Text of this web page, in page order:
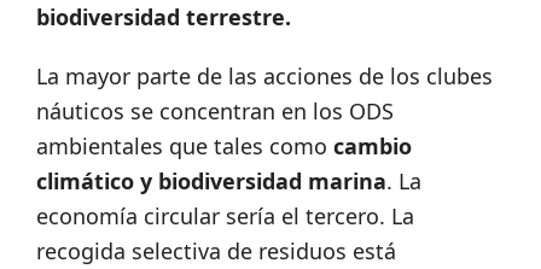
biodiversidad terrestre.
La mayor parte de las acciones de los clubes
náuticos se concentran en los ODS
ambientales que tales como cambio
climático y biodiversidad marina. La
economía circular sería el tercero. La
recogida selectiva de residuos está